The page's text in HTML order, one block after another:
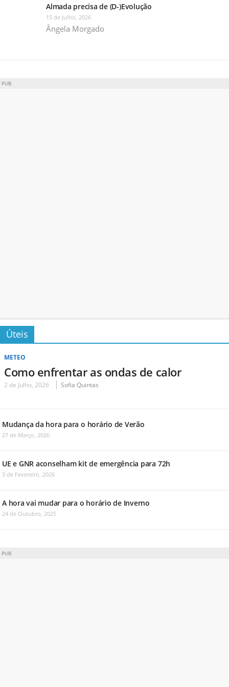
Almada precisa de (D-)Evolução
15 de Julho, 2026
Ângela Morgado
PUB
Úteis
METEO
Como enfrentar as ondas de calor
2 de Julho, 2026 Sofia Quintas
Mudança da hora para o horário de Verão
27 de Março, 2026
UE e GNR aconselham kit de emergência para 72h
3 de Fevereiro, 2026
A hora vai mudar para o horário de Inverno
24 de Outubro, 2025
PUB